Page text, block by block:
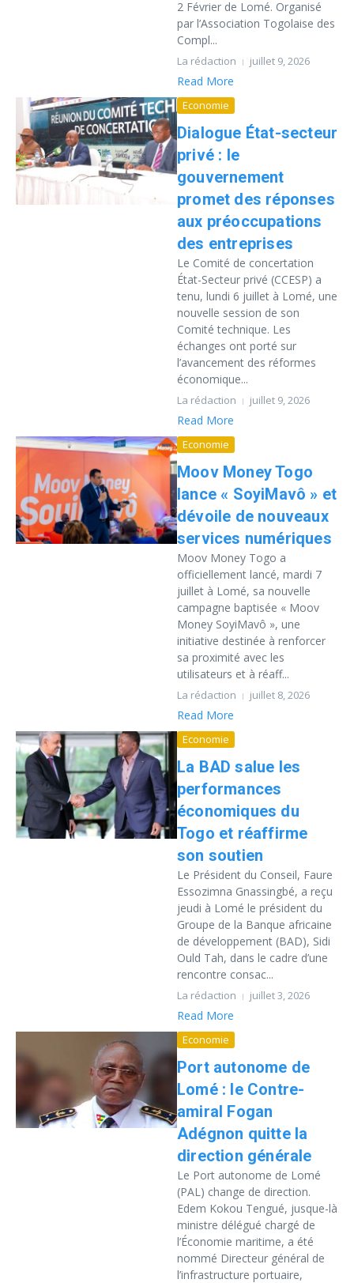
2 Février de Lomé. Organisé
par l’Association Togolaise des
Compl...
La rédaction juillet 9, 2026
Read More
Economie
Dialogue État-secteur
privé : le
gouvernement
promet des réponses
aux préoccupations
des entreprises
Le Comité de concertation
État-Secteur privé (CCESP) a
tenu, lundi 6 juillet à Lomé, une
nouvelle session de son
Comité technique. Les
échanges ont porté sur
l’avancement des réformes
économique...
La rédaction juillet 9, 2026
Read More
Economie
Moov Money Togo
lance « SoyiMavô » et
dévoile de nouveaux
services numériques
Moov Money Togo a
officiellement lancé, mardi 7
juillet à Lomé, sa nouvelle
campagne baptisée « Moov
Money SoyiMavô », une
initiative destinée à renforcer
sa proximité avec les
utilisateurs et à réaff...
La rédaction juillet 8, 2026
Read More
Economie
La BAD salue les
performances
économiques du
Togo et réaffirme
son soutien
Le Président du Conseil, Faure
Essozimna Gnassingbé, a reçu
jeudi à Lomé le président du
Groupe de la Banque africaine
de développement (BAD), Sidi
Ould Tah, dans le cadre d’une
rencontre consac...
La rédaction juillet 3, 2026
Read More
Economie
Port autonome de
Lomé : le Contre-
amiral Fogan
Adégnon quitte la
direction générale
Le Port autonome de Lomé
(PAL) change de direction.
Edem Kokou Tengué, jusque-là
ministre délégué chargé de
l’Économie maritime, a été
nommé Directeur général de
l’infrastructure portuaire,